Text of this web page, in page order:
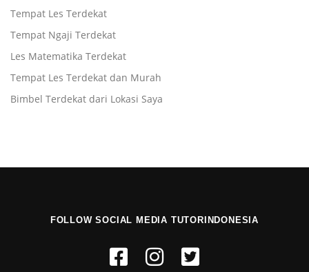
Tempat Les Terdekat
Tempat Ngaji Terdekat
Les Matematika Terdekat
Tempat Les Terdekat dan Murah
Bimbel Terdekat dari Lokasi Saya
FOLLOW SOCIAL MEDIA TUTORINDONESIA